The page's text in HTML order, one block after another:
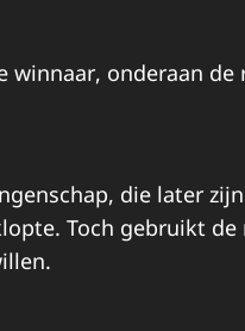
winnaar, onderaan de
die later zijn
Toch gebruikt de